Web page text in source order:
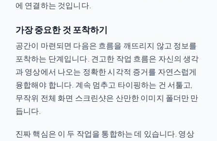
에 연결하는 것입니다.
가장 중요한 것 포착하기
공간이 마련되면 다음은 흐름을 깨뜨리지 않고 정보를
포착하는 단계입니다. 견고한 작업 흐름은 자신의 생각
과 영상에서 나오는 정확한 시각적 증거를 자연스럽게
융합해야 합니다. 계속 멈추고 타이핑하는 건 서툴고,
무작위 전체 화면 스크린샷은 산만한 이미지 폴더만 만
듭니다.
진짜 핵심은 이 두 작업을 통합하는 데 있습니다. 영상